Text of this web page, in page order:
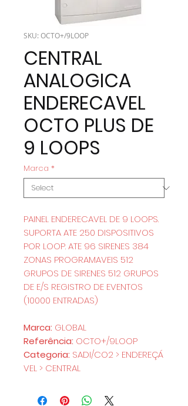
SKU: OCTO+/9LOOP
CENTRAL
ANALOGICA
ENDERECAVEL
OCTO PLUS DE
9 LOOPS
Marca *
PAINEL ENDERECAVEL DE 9 LOOPS.
SUPORTA ATE 250 DISPOSITIVOS
POR LOOP. ATE 96 SIRENES 384
ZONAS PROGRAMAVEIS 512
GRUPOS DE SIRENES 512 GRUPOS
DE E/S REGISTRO DE EVENTOS
(10000 ENTRADAS)
Marca: GLOBAL
Referência: OCTO+/9LOOP
Categoria: SADI/CO2 > ENDEREÇÁ
VEL > CENTRAL